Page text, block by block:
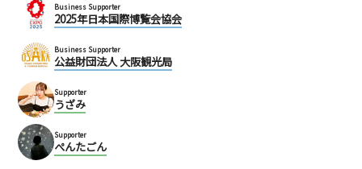
Business Supporter
2025年日本国際博覧会協会
Business Supporter
公益財団法人 大阪観光局
Supporter
うざみ
Supporter
ぺんたごん